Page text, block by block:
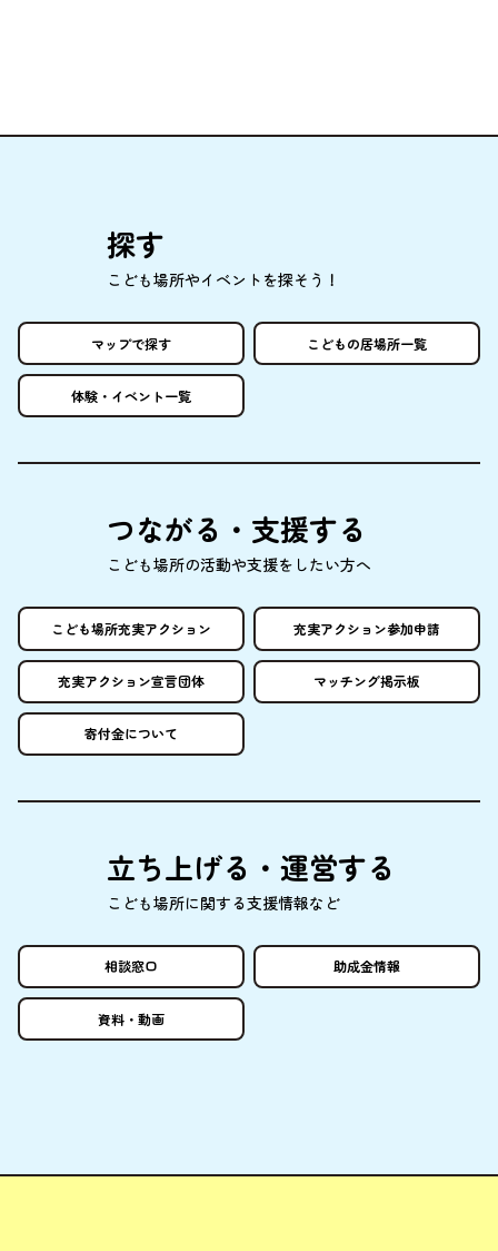
探す
こども場所やイベントを探そう！
マップで探す こどもの居場所一覧
体験 ・イベント一覧
つながる・ 支援する
こども場所の活動や支援をしたい方へ
こども場所充実アクション 充実アクション参加申請
充実アクション宣言団体 マッチング掲示板
寄付金について
立ち上げる・ 運営する
こども場所に関する支援情報など
相談窓口 助成金情報
資料 ・ 動画